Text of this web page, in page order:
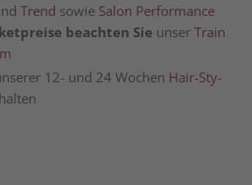
Trend sowie Salon Per­for­mance
beach­ten Sie unser Train
12- und 24 Wochen Hair-Sty­